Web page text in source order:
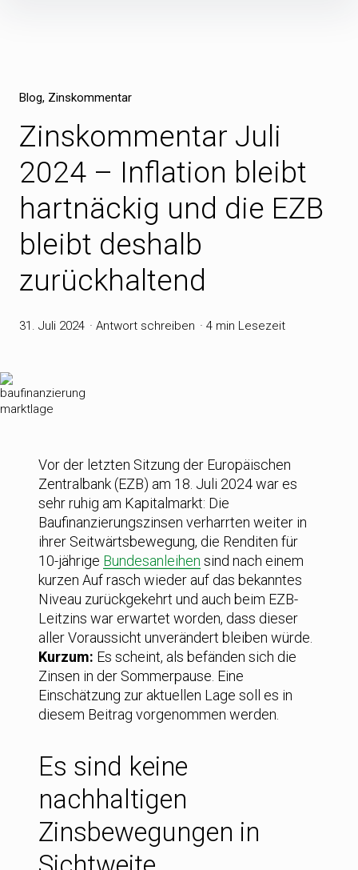
Blog Zinskommentar
Zinskommentar Juli
2024 – Inflation bleibt
hartnäckig und die EZB
bleibt deshalb
zurückhaltend
31. Juli 2024 Antwort schreiben 4 min Lesezeit
Vor der letzten Sitzung der Europäischen
Zentralbank (EZB) am 18. Juli 2024 war es
sehr ruhig am Kapitalmarkt: Die
Baufinanzierungszinsen verharrten weiter in
ihrer Seitwärtsbewegung, die Renditen für
10-jährige Bundesanleihen sind nach einem
kurzen Auf rasch wieder auf das bekanntes
Niveau zurückgekehrt und auch beim EZB-
Leitzins war erwartet worden, dass dieser
aller Voraussicht unverändert bleiben würde.
Kurzum: Es scheint, als befänden sich die
Zinsen in der Sommerpause. Eine
Einschätzung zur aktuellen Lage soll es in
diesem Beitrag vorgenommen werden.
Es sind keine
nachhaltigen
Zinsbewegungen in